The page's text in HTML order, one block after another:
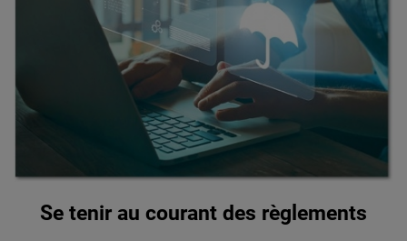
Se tenir au courant des règlements